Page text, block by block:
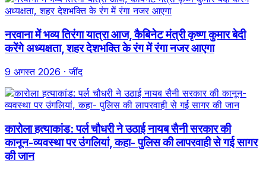
नरवाना में भव्य तिरंगा यात्रा आज, कैबिनेट मंत्री कृष्ण कुमार बेदी
करेंगे अध्यक्षता, शहर देशभक्ति के रंग में रंगा नजर आएगा
9 अगस्त 2026 · जींद
कारोला हत्याकांड: पर्ल चौधरी ने उठाई नायब सैनी सरकार की
कानून-व्यवस्था पर उंगलियां, कहा- पुलिस की लापरवाही से गई सागर
की जान